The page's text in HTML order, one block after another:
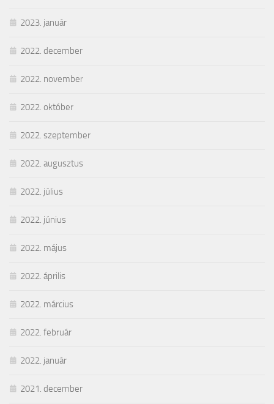
2023. január
2022. december
2022. november
2022. október
2022. szeptember
2022. augusztus
2022. július
2022. június
2022. május
2022. április
2022. március
2022. február
2022. január
2021. december